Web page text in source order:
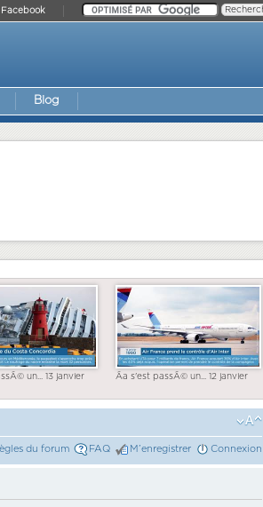
Facebook
Blog
un... 13 janvier Ãa s'est passÃ© un... 12 janvier
du forum FAQ M’enregistrer Connexion